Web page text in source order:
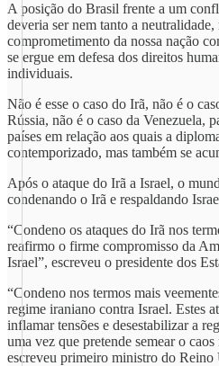
A posição do Brasil frente a um
deveria ser nem tanto a
comprometimento da nossa nação
se ergue em defesa dos direitos
individuais.
Não é esse o caso do Irã, não é o
Rússia, não é o caso da Venezuela,
países em relação aos quais a
contemporizado, mas também se
Após o ataque do Irã a Israel, o
condenando o Irã e respaldando
“Condeno os ataques do Irã nos
reafirmo o firme compromisso da
Israel”, escreveu o presidente dos
“Condeno nos termos mais
regime iraniano contra Israel. Estes
inflamar tensões e desestabilizar a
uma vez que pretende semear o
escreveu primeiro ministro do